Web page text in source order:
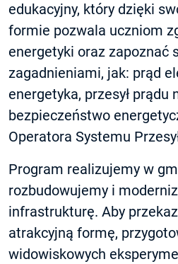
edukacyjny, który dzięki
formie pozwala uczniom
energetyki oraz zapoznać
zagadnieniami, jak: prąd
energetyka, przesył prądu
bezpieczeństwo
Operatora Systemu
Program realizujemy w
rozbudowujemy i
infrastrukturę. Aby
atrakcyjną formę,
widowiskowych